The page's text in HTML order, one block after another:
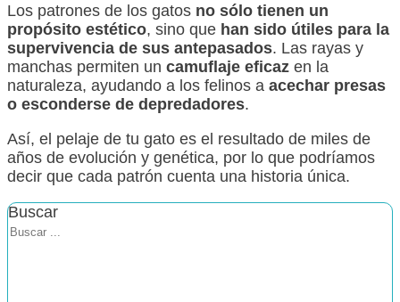
Los patrones de los gatos no sólo tienen un
propósito estético, sino que han sido útiles para la
supervivencia de sus antepasados. Las rayas y
manchas permiten un camuflaje eficaz en la
naturaleza, ayudando a los felinos a acechar presas
o esconderse de depredadores.
Así, el pelaje de tu gato es el resultado de miles de
años de evolución y genética, por lo que podríamos
decir que cada patrón cuenta una historia única.
Buscar